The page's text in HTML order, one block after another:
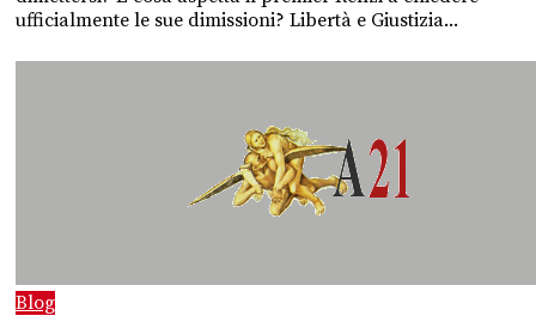
ufficialmente le sue dimissioni? Libertà e Giustizia...
Blog